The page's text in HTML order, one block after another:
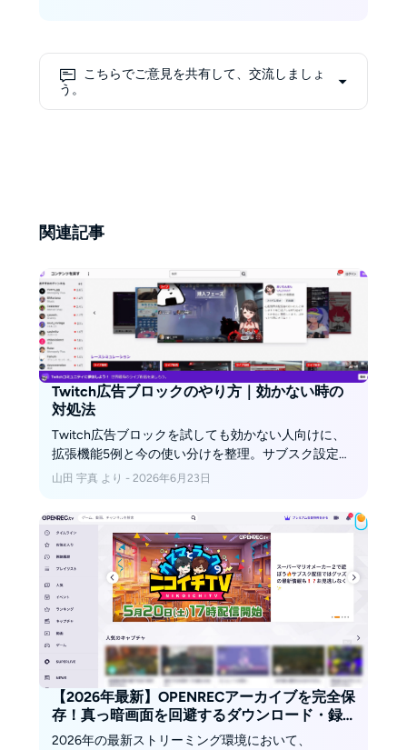
のが得意。「好きだから、最短で
こちらでご意見を共有して、交流しましょ
う。
関連記事
Twitch広告ブロックのやり方｜効かない時の
対処法
Twitch広告ブロックを試しても効かない人向けに、
拡張機能5例と今の使い分けを整理。サブスク設定、
VPNやシークレットモードの考え方、あとで見返す
山田 宇真 より - 2026年6月23日
【2026年最新】OPENRECアーカイブを完全保
存！真っ暗画面を回避するダウンロード・録
画の実測ガイド
2026年の最新ストリーミング環境において、